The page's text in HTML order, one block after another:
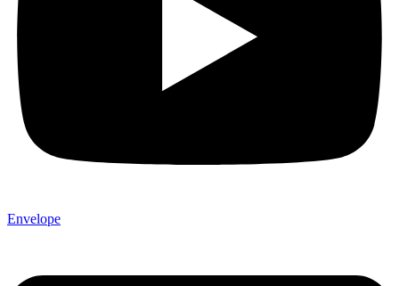
Envelope